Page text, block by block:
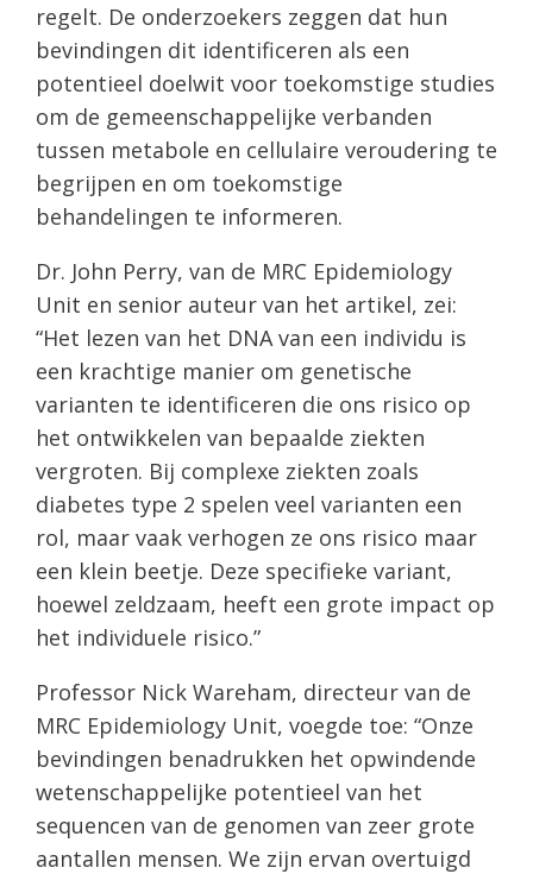
regelt. De onderzoekers zeggen dat hun
bevindingen dit identificeren als een
potentieel doelwit voor toekomstige studies
om de gemeenschappelijke verbanden
tussen metabole en cellulaire veroudering te
begrijpen en om toekomstige
behandelingen te informeren.
Dr. John Perry, van de MRC Epidemiology
Unit en senior auteur van het artikel, zei:
“Het lezen van het DNA van een individu is
een krachtige manier om genetische
varianten te identificeren die ons risico op
het ontwikkelen van bepaalde ziekten
vergroten. Bij complexe ziekten zoals
diabetes type 2 spelen veel varianten een
rol, maar vaak verhogen ze ons risico maar
een klein beetje. Deze specifieke variant,
hoewel zeldzaam, heeft een grote impact op
het individuele risico.”
Professor Nick Wareham, directeur van de
MRC Epidemiology Unit, voegde toe: “Onze
bevindingen benadrukken het opwindende
wetenschappelijke potentieel van het
sequencen van de genomen van zeer grote
aantallen mensen. We zijn ervan overtuigd